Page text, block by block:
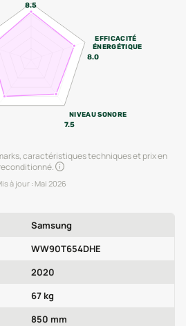
8.5
EFFICACITÉ
ÉNERGÉTIQUE
8.0
NIVEAU SONORE
7.5
caractéristiques techniques et prix en
à jour : Mai 2026
Samsung
WW90T654DHE
2020
67 kg
850 mm